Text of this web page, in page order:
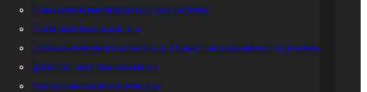
Повышение квалификации для рабочих
Пожарная безопасность
Промышленная безопасность. Предаттестационная подготовка
Транспортная безопасность
Экологическая безопасность